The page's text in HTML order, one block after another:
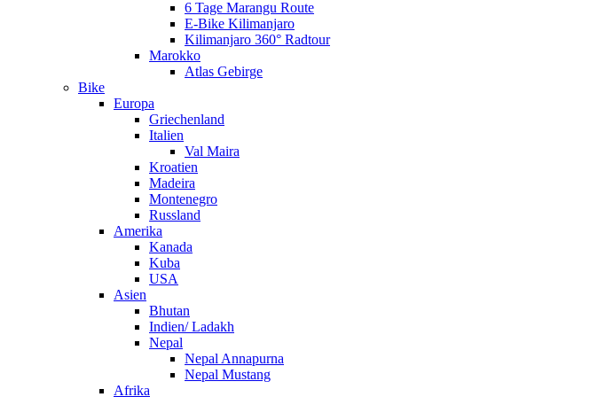
6 Tage Marangu Route
E-Bike Kilimanjaro
Kilimanjaro 360° Radtour
Marokko
Atlas Gebirge
Bike
Europa
Griechenland
Italien
Val Maira
Kroatien
Madeira
Montenegro
Russland
Amerika
Kanada
Kuba
USA
Asien
Bhutan
Indien/ Ladakh
Nepal
Nepal Annapurna
Nepal Mustang
Afrika